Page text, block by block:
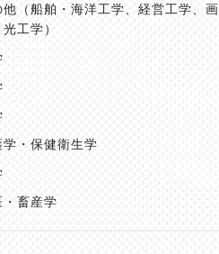
他 （船舶・海洋工学、経営工学、画
工学）
学・保健衛生学
・畜産学